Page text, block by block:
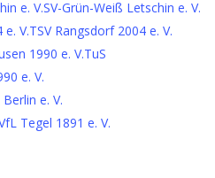
SV-Grün-Weiß Letschin e. V.
TSV Rangsdorf 2004 e. V.
TuS
e. V.
Berlin e. V.
Tegel 1891 e. V.